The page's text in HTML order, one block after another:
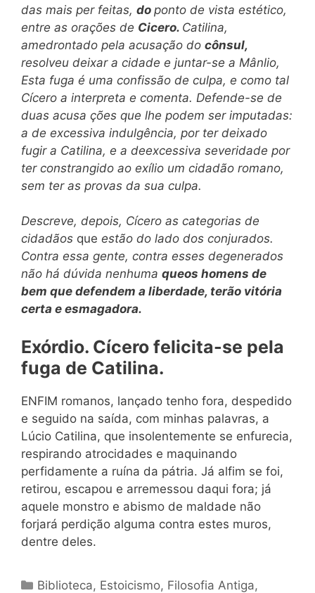
das mais per feitas, do ponto de vista estético,
entre as orações de Cicero. Catilina,
amedrontado pela acusação do cônsul,
resolveu deixar a cidade e juntar-se a Mânlio,
Esta fuga é uma confissão de culpa, e como tal
Cícero a interpreta e comenta. Defende-se de
duas acusa ções que lhe podem ser imputadas:
a de excessiva indulgência, por ter deixado
fugir a Catilina, e a deexcessiva severidade por
ter constrangido ao exílio um cidadão romano,
sem ter as provas da sua culpa.
Descreve, depois, Cícero as categorias de
cidadãos que estão do lado dos conjurados.
Contra essa gente, contra esses degenerados
não há dúvida nenhuma queos homens de
bem que defendem a liberdade, terão vitória
certa e esmagadora.
Exórdio. Cícero felicita-se pela
fuga de Catilina.
ENFIM romanos, lançado tenho fora, despedido
e seguido na saída, com minhas palavras, a
Lúcio Catilina, que insolentemente se enfurecia,
respirando atrocidades e maquinando
perfidamente a ruína da pátria. Já alfim se foi,
retirou, escapou e arremessou daqui fora; já
aquele monstro e abismo de maldade não
forjará perdição alguma contra estes muros,
dentre deles.
Categorias
Biblioteca, Estoicismo, Filosofia Antiga,